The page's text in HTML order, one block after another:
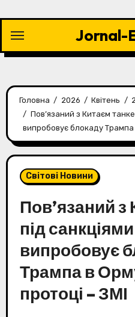
контенту
Jornal-
Головна 2026 Квітень
Пов’язаний з Китаєм
випробовує блокаду Трампа
Світові Новини
Пов’язаний з
під
випробовує
Трампа в
протоці – ЗМІ